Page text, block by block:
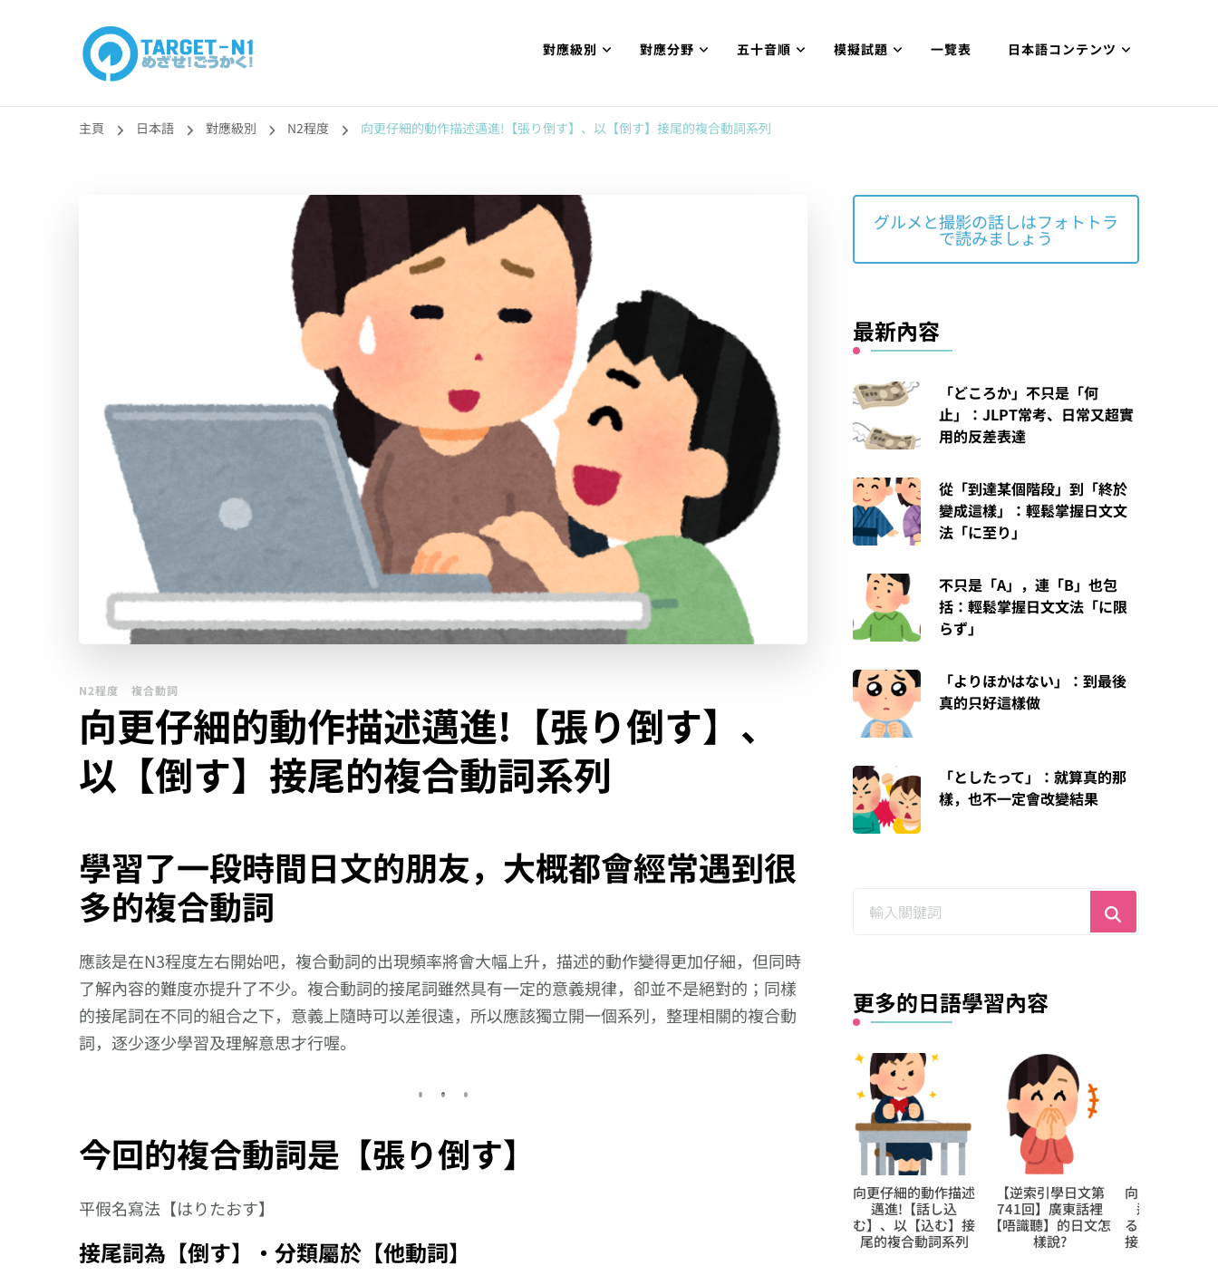
目標!!日本語能力試N1合格
對應級別 對應分野 五十音順 模擬試題 一覽表 日本語コンテンツ
主頁 日本語 對應級別 N2程度 向更仔細的動作描述邁進!【張り倒す】、以【倒す】接尾的複合動詞系列
N2程度 複合動詞
向更仔細的動作描述邁進!【張り倒す】、
以【倒す】接尾的複合動詞系列
學習了一段時間日文的朋友，大概都會經常遇到很
多的複合動詞
應該是在N3程度左右開始吧，複合動詞的出現頻率將會大幅上升，描述的動作變得更加仔細，但同時
了解內容的難度亦提升了不少。複合動詞的接尾詞雖然具有一定的意義規律，卻並不是絕對的；同樣
的接尾詞在不同的組合之下，意義上隨時可以差很遠，所以應該獨立開一個系列，整理相關的複合動
詞，逐少逐少學習及理解意思才行喔。
今回的複合動詞是【張り倒す】
平假名寫法【はりたおす】
接尾詞為【倒す】‧分類屬於【他動詞】
グルメと撮影の話しはフォトトラ
で読みましょう
最新內容
「どころか」不只是「何
止」：JLPT常考、日常又超實
用的反差表達
從「到達某個階段」到「終於
變成這樣」：輕鬆掌握日文文
法「に至り」
不只是「A」，連「B」也包
括：輕鬆掌握日文文法「に限
らず」
「よりほかはない」：到最後
真的只好這樣做
「としたって」：就算真的那
樣，也不一定會改變結果
更多的日語學習內容
向更仔細的動作描述
邁進!【話し込
む】、以【込む】接
尾的複合動詞系列
【逆索引學日文第
741回】廣東話裡
【唔識聽】的日文怎
樣說?
向更仔細的動
邁進!【打ち
る】、以【上
接尾的複合動